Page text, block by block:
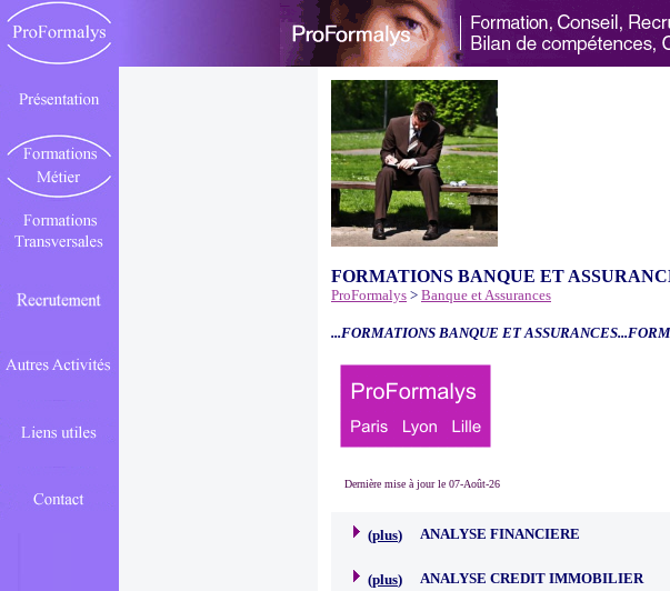
FORMATIONS BANQUE ET
ProFormalys > Banque et Assurances
...FORMATIONS BANQUE ET
Dernière mise à jour le 07-Août-26
(plus) ANALYSE FINANCIERE
(plus) ANALYSE CREDIT IMMOBILIER